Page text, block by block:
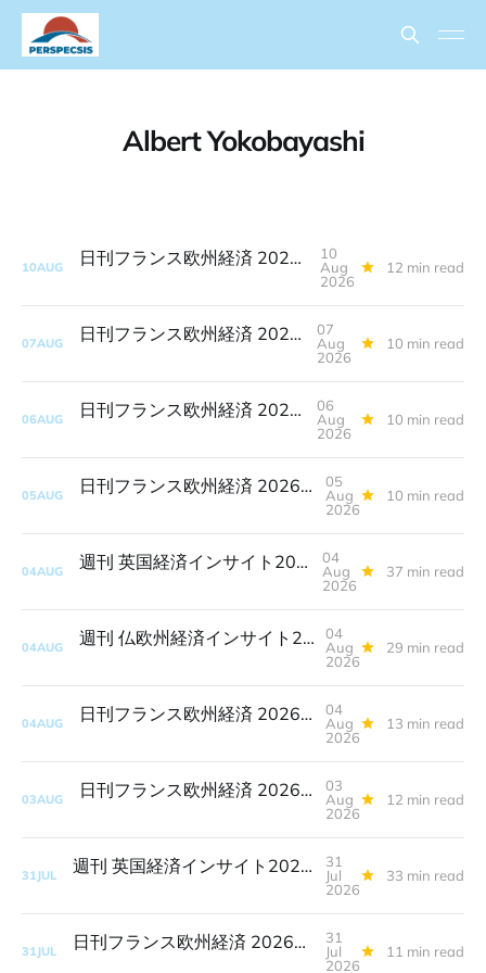
Albert Yokobayashi
10AUG 日刊フランス欧州経済 2026年8月10日
10
Aug
2026
12 min read
07AUG 日刊フランス欧州経済 2026年8月7日
07
Aug
2026
10 min read
06AUG 日刊フランス欧州経済 2026年8月6日
06
Aug
2026
10 min read
05AUG 日刊フランス欧州経済 2026年8月5日(完全版)
05
Aug
2026
10 min read
04AUG 週刊 英国経済インサイト2026年8月4日
04
Aug
2026
37 min read
04AUG 週刊 仏欧州経済インサイト2026年8月4日
04
Aug
2026
29 min read
04AUG 日刊フランス欧州経済 2026年8月4日(完全版)
04
Aug
2026
13 min read
03AUG 日刊フランス欧州経済 2026年8月3日(完全版)
03
Aug
2026
12 min read
31JUL 週刊 英国経済インサイト2026年7月31日
31
Jul
2026
33 min read
31JUL 日刊フランス欧州経済 2026年7月31日(完全版)
31
Jul
2026
11 min read